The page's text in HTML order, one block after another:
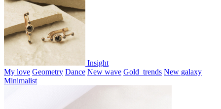
Insight
My love Geometry Dance New wave Gold_trends New galaxy
Minimalist